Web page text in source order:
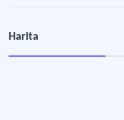
Harita